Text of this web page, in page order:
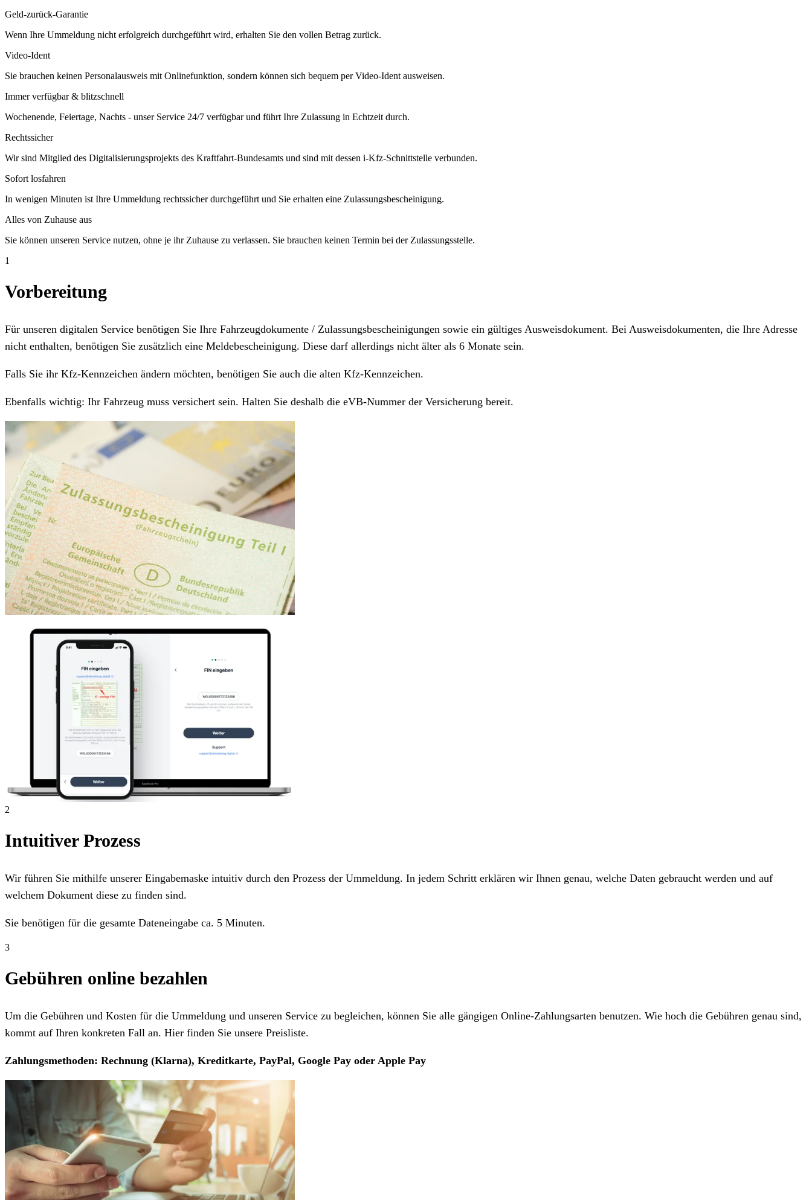
Geld-zurück-Garantie
Wenn Ihre Ummeldung nicht erfolgreich durchgeführt wird, erhalten Sie den vollen Betrag zurück.
Video-Ident
Sie brauchen keinen Personalausweis mit Onlinefunktion, sondern können sich bequem per Video-Ident ausweisen.
Immer verfügbar & blitzschnell
Wochenende, Feiertage, Nachts - unser Service 24/7 verfügbar und führt Ihre Zulassung in Echtzeit durch.
Rechtssicher
Wir sind Mitglied des Digitalisierungsprojekts des Kraftfahrt-Bundesamts und sind mit dessen i-Kfz-Schnittstelle verbunden.
Sofort losfahren
In wenigen Minuten ist Ihre Ummeldung rechtssicher durchgeführt und Sie erhalten eine Zulassungsbescheinigung.
Alles von Zuhause aus
Sie können unseren Service nutzen, ohne je ihr Zuhause zu verlassen. Sie brauchen keinen Termin bei der Zulassungsstelle.
1
Vorbereitung
Für unseren digitalen Service benötigen Sie Ihre Fahrzeugdokumente / Zulassungsbescheinigungen sowie ein gültiges Ausweisdokument. Bei Ausweisdokumenten, die Ihre Adresse
nicht enthalten, benötigen Sie zusätzlich eine Meldebescheinigung. Diese darf allerdings nicht älter als 6 Monate sein.
Falls Sie ihr Kfz-Kennzeichen ändern möchten, benötigen Sie auch die alten Kfz-Kennzeichen.
Ebenfalls wichtig: Ihr Fahrzeug muss versichert sein. Halten Sie deshalb die eVB-Nummer der Versicherung bereit.
2
Intuitiver Prozess
Wir führen Sie mithilfe unserer Eingabemaske intuitiv durch den Prozess der Ummeldung. In jedem Schritt erklären wir Ihnen genau, welche Daten gebraucht werden und auf
welchem Dokument diese zu finden sind.
Sie benötigen für die gesamte Dateneingabe ca. 5 Minuten.
3
Gebühren online bezahlen
Um die Gebühren und Kosten für die Ummeldung und unseren Service zu begleichen, können Sie alle gängigen Online-Zahlungsarten benutzen. Wie hoch die Gebühren genau sind,
kommt auf Ihren konkreten Fall an. Hier finden Sie unsere Preisliste.
Zahlungsmethoden: Rechnung (Klarna), Kreditkarte, PayPal, Google Pay oder Apple Pay